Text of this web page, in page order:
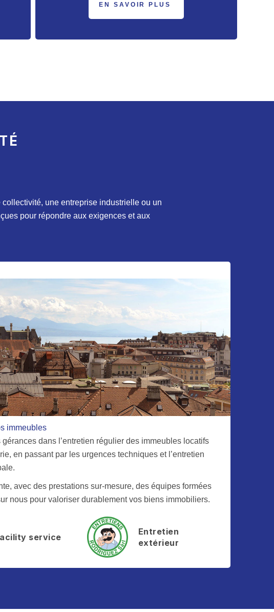
EN SAVOIR PLUS
une entreprise industrielle ou un
pour répondre aux exigences et aux
immeubles
dans l’entretien régulier des immeubles locatifs
en passant par les urgences techniques et l’entretien
avec des prestations sur-mesure, des équipes formées
nous pour valoriser durablement vos biens immobiliers.
service
Entretien
extérieur